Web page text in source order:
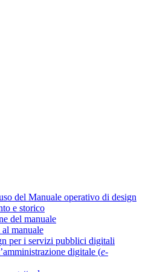
del Manuale operativo di design
e storico
del manuale
manuale
per i servizi pubblici digitali
digitale (e-